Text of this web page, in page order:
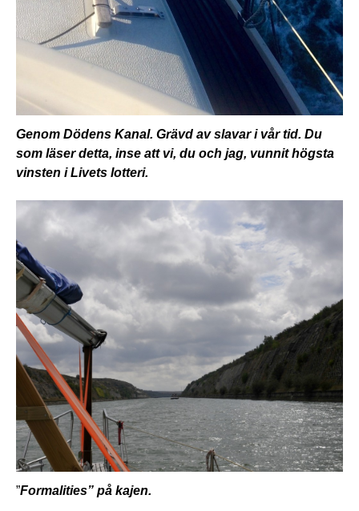
Genom Dödens Kanal. Grävd av slavar i vår tid. Du
som läser detta, inse att vi, du och jag, vunnit högsta
vinsten i Livets lotteri.
”Formalities” på kajen.